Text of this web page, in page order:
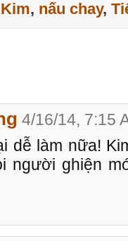
Kim, nấu chay,
4/16/14, 7:15
dễ làm nữa!
người ghiện